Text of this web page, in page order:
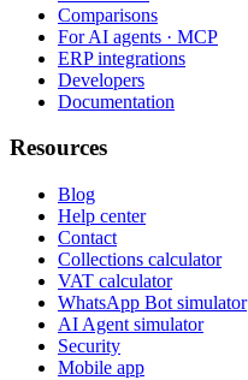
Comparisons
For AI agents · MCP
ERP integrations
Developers
Documentation
Resources
Blog
Help center
Contact
Collections calculator
VAT calculator
WhatsApp Bot simulator
AI Agent simulator
Security
Mobile app